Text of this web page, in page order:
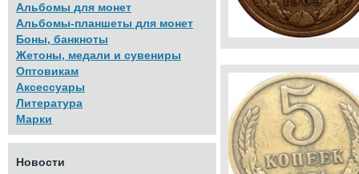
Альбомы для монет
Альбомы-планшеты для монет
Боны, банкноты
Жетоны, медали и сувениры
Оптовикам
Аксессуары
Литература
Марки
Новости